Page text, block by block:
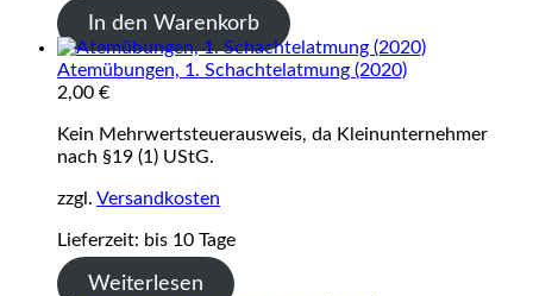
In den Warenkorb
Atemübungen, 1. Schachtelatmung (2020)
2,00 €
Kein Mehrwertsteuerausweis, da Kleinunternehmer
nach §19 (1) UStG.
zzgl. Versandkosten
Lieferzeit: bis 10 Tage
Weiterlesen